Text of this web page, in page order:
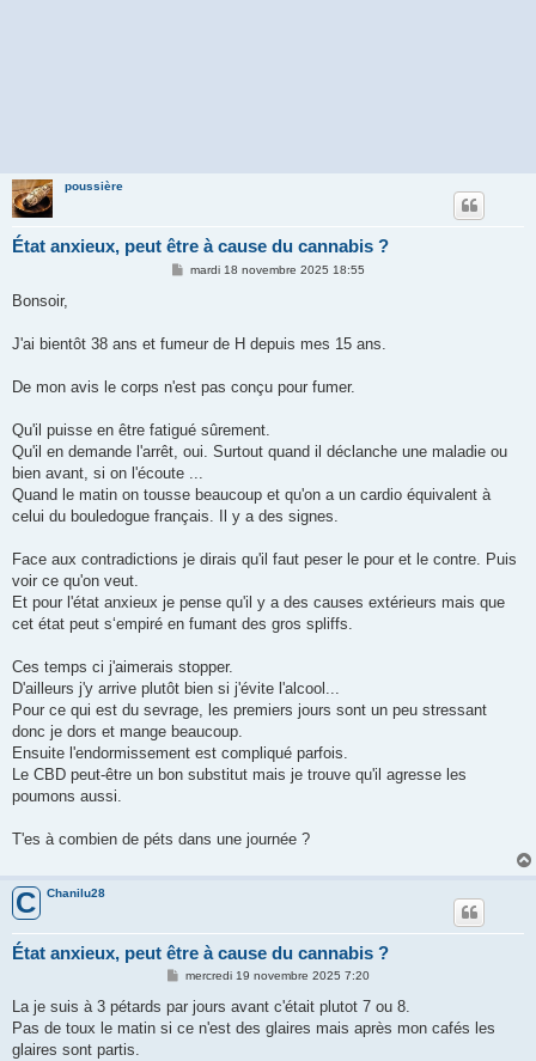
poussière
État anxieux, peut être à cause du cannabis ?
M
g
mardi 18 novembre 2025 18:55
Bonsoir,
J'ai bientôt 38 ans et fumeur de H depuis mes 15 ans.
De mon avis le corps n'est pas conçu pour fumer.
Qu'il puisse en être fatigué sûrement.
Qu'il en demande l'arrêt, oui. Surtout quand il déclanche une maladie ou
bien avant, si on l'écoute ...
Quand le matin on tousse beaucoup et qu'on a un cardio équivalent à
celui du bouledogue français. Il y a des signes.
Face aux contradictions je dirais qu'il faut peser le pour et le contre. Puis
voir ce qu'on veut.
Et pour l'état anxieux je pense qu'il y a des causes extérieurs mais que
cet état peut s‘empiré en fumant des gros spliffs.
Ces temps ci j'aimerais stopper.
D'ailleurs j'y arrive plutôt bien si j'évite l'alcool...
Pour ce qui est du sevrage, les premiers jours sont un peu stressant
donc je dors et mange beaucoup.
Ensuite l'endormissement est compliqué parfois.
Le CBD peut-être un bon substitut mais je trouve qu'il agresse les
poumons aussi.
T'es à combien de péts dans une journée ?
C Chanilu28
État anxieux, peut être à cause du cannabis ?
M
s
a
mercredi 19 novembre 2025 7:20
La je suis à 3 pétards par jours avant c'était plutot 7 ou 8.
Pas de toux le matin si ce n'est des glaires mais après mon cafés les
glaires sont partis.